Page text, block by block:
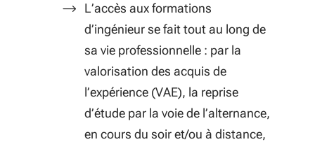
L’accès aux formations
d’ingénieur se fait tout au long de
sa vie professionnelle : par la
valorisation des acquis de
l’expérience (VAE), la reprise
d’étude par la voie de l’alternance,
en cours du soir et/ou à distance,